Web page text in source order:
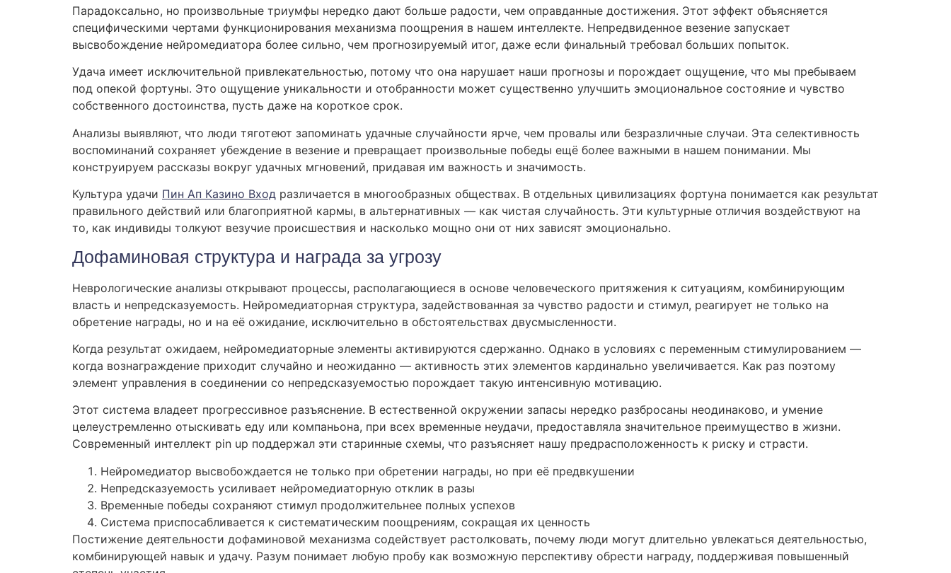
Парадоксально, но произвольные триумфы нередко дают больше радости, чем оправданные достижения. Этот эффект объясняется
специфическими чертами функционирования механизма поощрения в нашем интеллекте. Непредвиденное везение запускает
высвобождение нейромедиатора более сильно, чем прогнозируемый итог, даже если финальный требовал больших попыток.
Удача имеет исключительной привлекательностью, потому что она нарушает наши прогнозы и порождает ощущение, что мы пребываем
под опекой фортуны. Это ощущение уникальности и отобранности может существенно улучшить эмоциональное состояние и чувство
собственного достоинства, пусть даже на короткое срок.
Анализы выявляют, что люди тяготеют запоминать удачные случайности ярче, чем провалы или безразличные случаи. Эта селективность
воспоминаний сохраняет убеждение в везение и превращает произвольные победы ещё более важными в нашем понимании. Мы
конструируем рассказы вокруг удачных мгновений, придавая им важность и значимость.
Культура удачи Пин Ап Казино Вход различается в многообразных обществах. В отдельных цивилизациях фортуна понимается как результат
правильного действий или благоприятной кармы, в альтернативных — как чистая случайность. Эти культурные отличия воздействуют на
то, как индивиды толкуют везучие происшествия и насколько мощно они от них зависят эмоционально.
Дофаминовая структура и награда за угрозу
Неврологические анализы открывают процессы, располагающиеся в основе человеческого притяжения к ситуациям, комбинирующим
власть и непредсказуемость. Нейромедиаторная структура, задействованная за чувство радости и стимул, реагирует не только на
обретение награды, но и на её ожидание, исключительно в обстоятельствах двусмысленности.
Когда результат ожидаем, нейромедиаторные элементы активируются сдержанно. Однако в условиях с переменным стимулированием —
когда вознаграждение приходит случайно и неожиданно — активность этих элементов кардинально увеличивается. Как раз поэтому
элемент управления в соединении со непредсказуемостью порождает такую интенсивную мотивацию.
Этот система владеет прогрессивное разъяснение. В естественной окружении запасы нередко разбросаны неодинаково, и умение
целеустремленно отыскивать еду или компаньона, при всех временные неудачи, предоставляла значительное преимущество в жизни.
Современный интеллект pin up поддержал эти старинные схемы, что разъясняет нашу предрасположенность к риску и страсти.
Нейромедиатор высвобождается не только при обретении награды, но при её предвкушении
Непредсказуемость усиливает нейромедиаторную отклик в разы
Временные победы сохраняют стимул продолжительнее полных успехов
Система приспосабливается к систематическим поощрениям, сокращая их ценность
Постижение деятельности дофаминовой механизма содействует растолковать, почему люди могут длительно увлекаться деятельностью,
комбинирующей навык и удачу. Разум понимает любую пробу как возможную перспективу обрести награду, поддерживая повышенный